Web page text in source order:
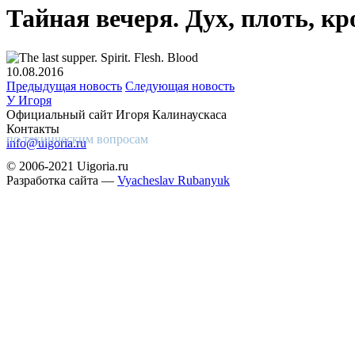
Тайная вечеря. Дух, плоть,
10.08.2016
Предыдущая новость Следующая новость
У Игоря
Официальный сайт Игоря Калинаускаса
Контакты
info@uigoria.ru
по техническим вопросам
© 2006-2021 Uigoria.ru
Разработка сайта — Vyacheslav Rubanyuk